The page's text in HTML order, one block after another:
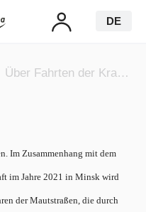
DE
Über Fahrten der Kraftfahrzeuge im Zeitraum vom 14. Mai bis zum 13. Juni 2021
Im Zusammenhang mit dem
im Jahre 2021 in Minsk wird
der Mautstraßen, die durch